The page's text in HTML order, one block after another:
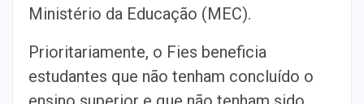
Ministério da Educação (MEC).
Prioritariamente, o Fies beneficia
estudantes que não tenham concluído o